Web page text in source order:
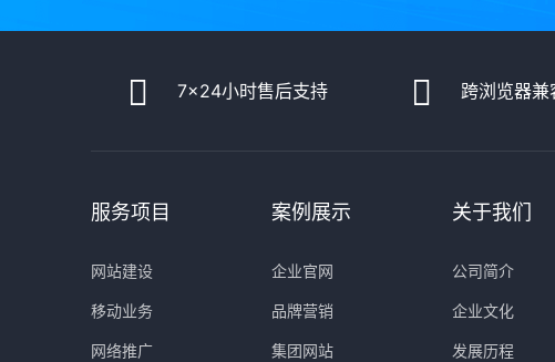
7x24小时售后支持 跨浏览器兼
服务项目
网站建设
移动业务
网络推广
案例展示
企业官网
品牌营销
集团网站
关于我们
公司简介
企业文化
发展历程